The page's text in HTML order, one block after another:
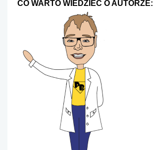
CO WARTO WIEDZIEĆ O AUTORZE: